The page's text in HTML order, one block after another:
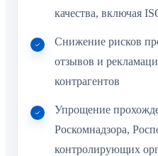
качества, включая
Снижение рисков
отзывов и
контрагентов
Упрощение
Роскомнадзора,
контролирующих